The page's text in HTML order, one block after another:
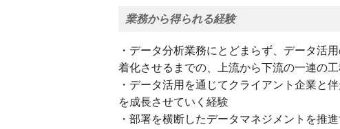
業務から得られる経験
・データ分析業務にとどまらず、データ活
着化させるまでの、上流から下流の一連の
・データ活用を通じてクライアント企業と
を成長させていく経験
・部署を横断したデータマネジメントを推